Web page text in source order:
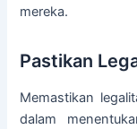
mereka.
Pastikan
Memastikan
dalam